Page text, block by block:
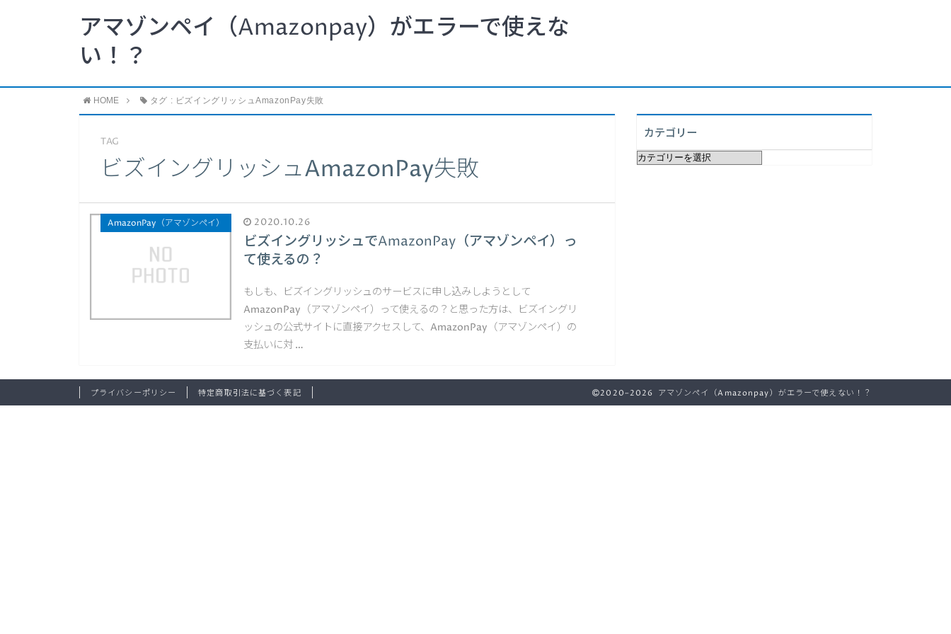
アマゾンペイ（Amazonpay）がエラーで使えな
い！？
HOME タグ : ビズイングリッシュAmazonPay失敗
TAG
ビズイングリッシュAmazonPay失敗
AmazonPay（アマゾンペイ） 2020.10.26
ビズイングリッシュでAmazonPay（アマゾンペイ）っ
て使えるの？
もしも、ビズイングリッシュのサービスに申し込みしようとして
AmazonPay（アマゾンペイ）って使えるの？と思った方は、ビズイングリ
ッシュの公式サイトに直接アクセスして、AmazonPay（アマゾンペイ）の
支払いに対 …
カテゴリー
プライバシーポリシー 特定商取引法に基づく表記 2020–2026 アマゾンペイ（Amazonpay）がエラーで使えない！？